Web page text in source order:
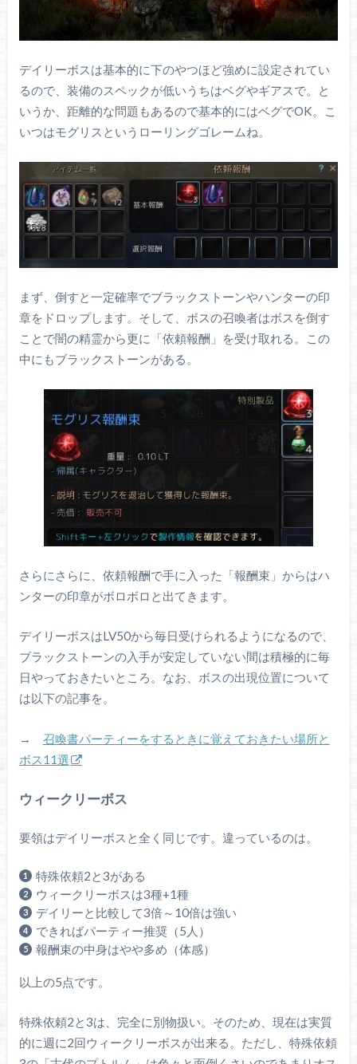
デイリーボスは基本的に下のやつほど強めに設定されてい
るので、装備のスペックが低いうちはベグやギアスで。と
いうか、距離的な問題もあるので基本的にはベグでOK。こ
いつはモグリスというローリングゴレームね。
まず、倒すと一定確率でブラックストーンやハンターの印
章をドロップします。そして、ボスの召喚者はボスを倒す
ことで闇の精霊から更に「依頼報酬」を受け取れる。この
中にもブラックストーンがある。
さらにさらに、依頼報酬で手に入った「報酬束」からはハ
ンターの印章がボロボロと出てきます。
デイリーボスはLV50から毎日受けられるようになるので、
ブラックストーンの入手が安定していない間は積極的に毎
日やっておきたいところ。なお、ボスの出現位置について
は以下の記事を。
→ 召喚書パーティーをするときに覚えておきたい場所と
ボス11選
ウィークリーボス
要領はデイリーボスと全く同じです。違っているのは。
特殊依頼2と3がある
ウィークリーボスは3種+1種
デイリーと比較して3倍～10倍は強い
できればパーティー推奨（5人）
報酬束の中身はやや多め（体感）
以上の5点です。
特殊依頼2と3は、完全に別物扱い。そのため、現在は実質
的に週に2回ウィークリーボスが出来る。ただし、特殊依頼